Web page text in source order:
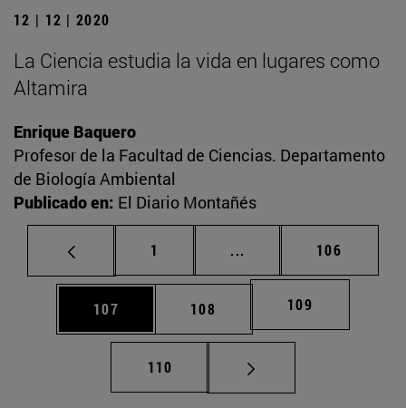
12 | 12 | 2020
La Ciencia estudia la vida en lugares como
Altamira
Enrique Baquero
Profesor de la Facultad de Ciencias. Departamento
de Biología Ambiental
Publicado en: El Diario Montañés
Página
1 ... Páginas intermedias
Página
106
Página
107 Página
108 Página
109
Página
110